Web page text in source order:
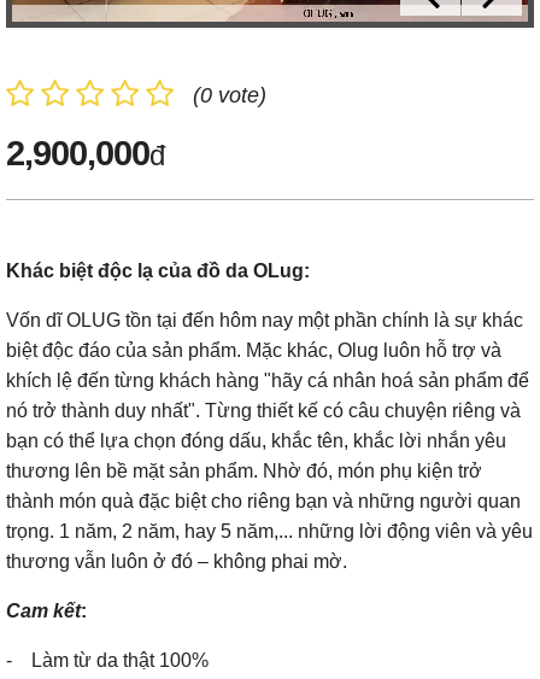
(0 vote)
2,900,000đ
Khác biệt độc lạ của đồ da OLug:
Vốn dĩ OLUG tồn tại đến hôm nay một phần chính là sự khác
biệt độc đáo của sản phẩm. Mặc khác, Olug luôn hỗ trợ và
khích lệ đến từng khách hàng "hãy cá nhân hoá sản phẩm để
nó trở thành duy nhất". Từng thiết kế có câu chuyện riêng và
bạn có thể lựa chọn đóng dấu, khắc tên, khắc lời nhắn yêu
thương lên bề mặt sản phẩm. Nhờ đó, món phụ kiện trở
thành món quà đặc biệt cho riêng bạn và những người quan
trọng. 1 năm, 2 năm, hay 5 năm,... những lời động viên và yêu
thương vẫn luôn ở đó – không phai mờ.
Cam kết:
- Làm từ da thật 100%